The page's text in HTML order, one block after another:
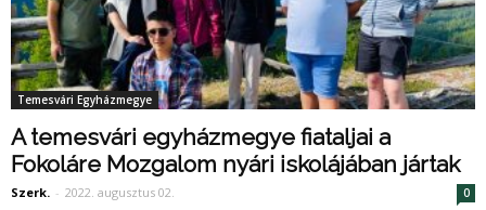
Temesvári Egyházmegye
A temesvári egyházmegye fiataljai a
Fokoláre Mozgalom nyári iskolájában jártak
Szerk. - 2022. augusztus 02. 0